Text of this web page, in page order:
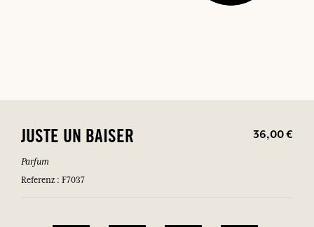
JUSTE UN BAISER 36,00 €
Parfum
Referenz : F7037